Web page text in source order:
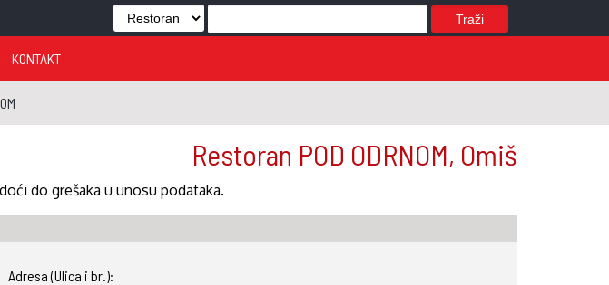
Traži
ŽUPANIJA
REGIJE
KONTAKT
Restoran POD ODRNOM, Omiš
do grešaka u unosu podataka.
Adresa (Ulica i br.):